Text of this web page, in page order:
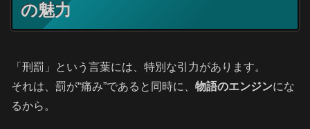
の魅力
「刑罰」という言葉には、特別な引力があります。
それは、罰が“痛み”であると同時に、 物語のエンジンにな
るから。